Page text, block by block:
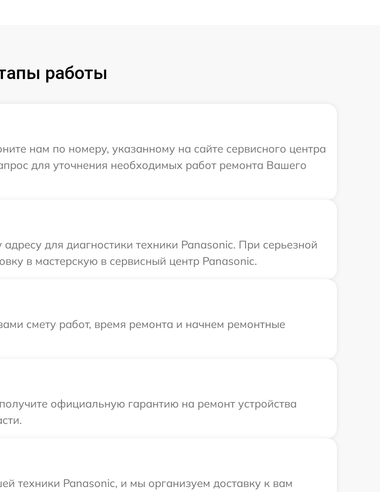
работы
нам по номеру, указанному на сайте сервисного центра
для уточнения необходимых работ ремонта Вашего
для диагностики техники Panasonic. При серьезной
в мастерскую в сервисный центр Panasonic.
смету работ, время ремонта и начнем ремонтные
официальную гарантию на ремонт устройства
техники Panasonic, и мы организуем доставку к вам